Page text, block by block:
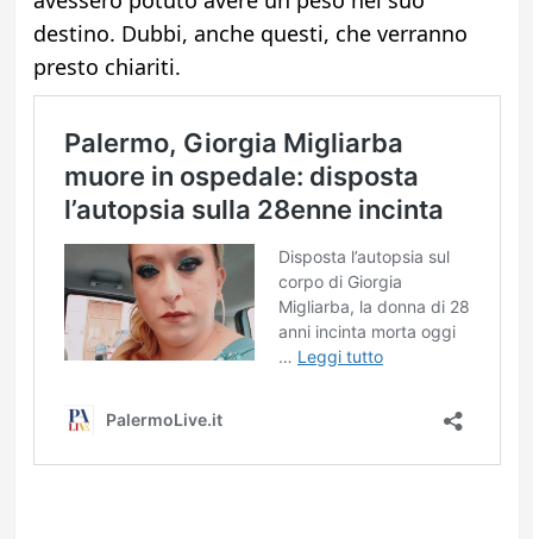
destino. Dubbi, anche questi, che verranno
presto chiariti.